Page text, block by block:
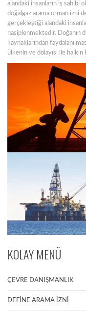
alandaki insanların iş sahibi
doğalgaz arama orman izni
gerçekleştiği alandaki
nasiplenmektedir. Doğanın
kaynaklarından
ülkenin ve dolayısı ile halkın
KOLAY MENÜ
ÇEVRE DANIŞMANLIK
DEFİNE ARAMA İZNİ